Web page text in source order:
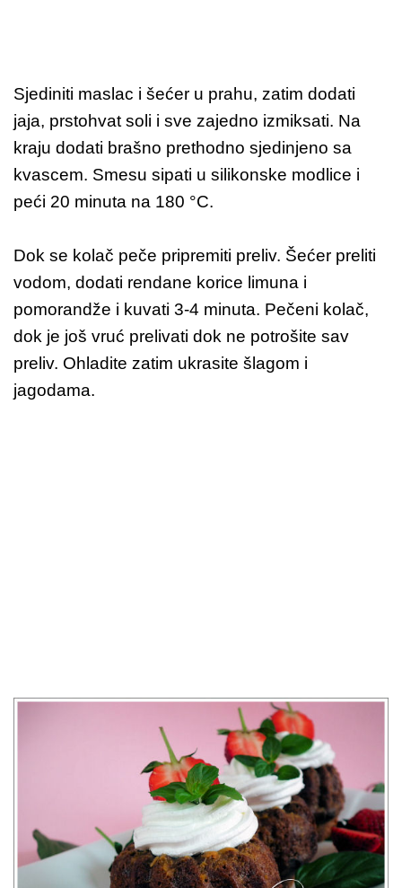
Sjediniti maslac i šećer u prahu, zatim dodati
jaja, prstohvat soli i sve zajedno izmiksati. Na
kraju dodati brašno prethodno sjedinjeno sa
kvascem. Smesu sipati u silikonske modlice i
peći 20 minuta na 180 °C.
Dok se kolač peče pripremiti preliv. Šećer preliti
vodom, dodati rendane korice limuna i
pomorandže i kuvati 3-4 minuta. Pečeni kolač,
dok je još vruć prelivati dok ne potrošite sav
preliv. Ohladite zatim ukrasite šlagom i
jagodama.